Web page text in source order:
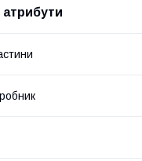
атрибути